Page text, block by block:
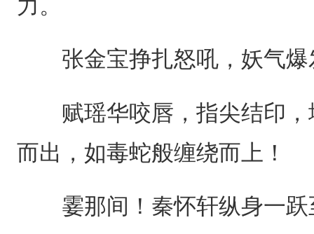
力。
张金宝挣扎怒吼，妖气爆
赋瑶华咬唇，指尖结印，
而出，如毒蛇般缠绕而上！
霎那间！秦怀轩纵身一跃